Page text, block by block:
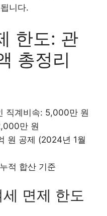
니다.
한도: 관
총정리
직계비속: 5,000만 원
만 원
원 공제 (2024년 1월
적 합산 기준
면제 한도